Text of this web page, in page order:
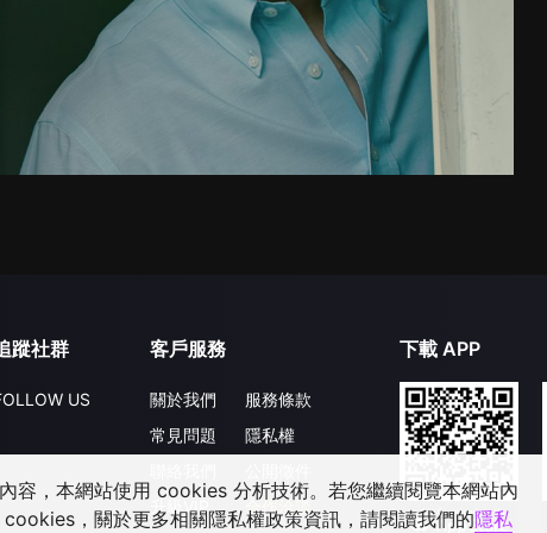
蹤社群
US
客戶服務
關於我們
常見問題
升級VIP
服務條款
隱私權
合作洽談
下載 APP
容，本網站使用 cookies 分析技術。若您繼續閱覽本網站內
，關於更多相關隱私權政策資訊，請閱讀我們的隱私